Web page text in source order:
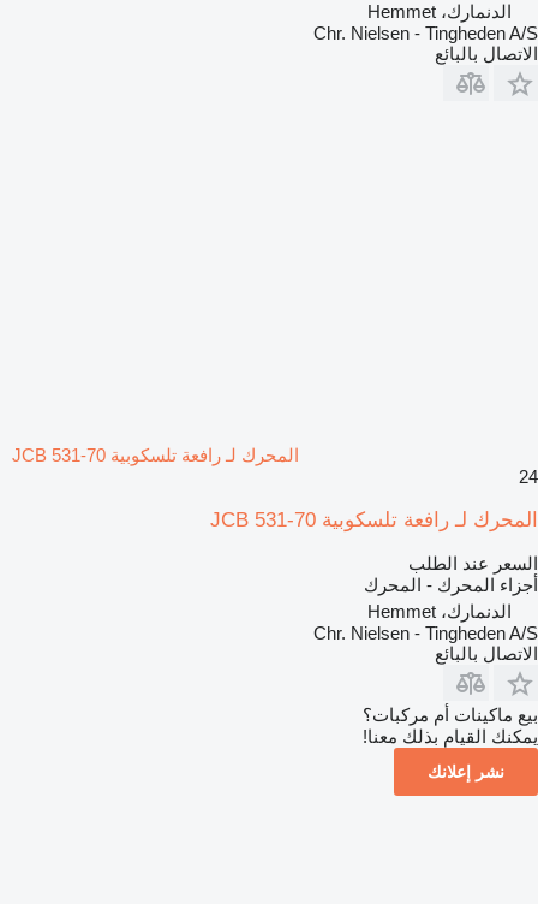
الدنمارك، Hemmet
Chr. Nielsen - Tingheden A/S
الاتصال بالبائع
المحرك لـ رافعة تلسكوبية JCB 531-70
24
المحرك لـ رافعة تلسكوبية JCB 531-70
السعر عند الطلب
أجزاء المحرك - المحرك
الدنمارك، Hemmet
Chr. Nielsen - Tingheden A/S
الاتصال بالبائع
بيع ماكينات أم مركبات؟
يمكنك القيام بذلك معنا!
نشر إعلانك